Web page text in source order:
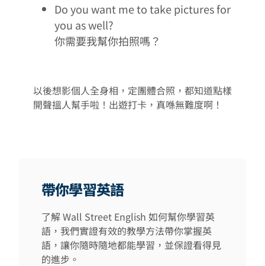
Do you want me to take pictures for
you as well?
你需要我幫你拍照嗎？
以後想影個人全身相，定團體合照，都知道點樣
開聲搵人幫手啦！出遊打卡，真喺無難度啊！
帶你學習英語
了解 Wall Street English 如何幫你學習英
語，我們實證有效的教學方法帶你掌握英
語，讓你隨時隨地都能學習，並保證看得見
的進步。